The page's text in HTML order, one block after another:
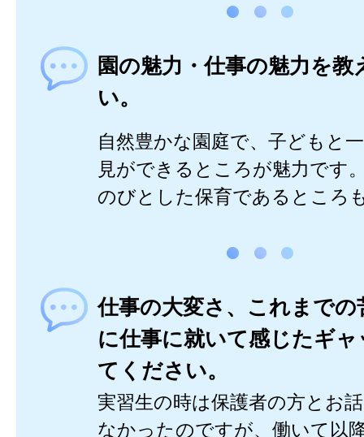
園の魅力・仕事の魅力を教
い。
自然豊かな園庭で、子どもと
見ができるところが魅力です
のびとした保育であるところ
仕事の大変さ、これまでの
に仕事に就いて感じたギ
てください。
実習生の時は保護者の方とお
なかったのですが、働いて以